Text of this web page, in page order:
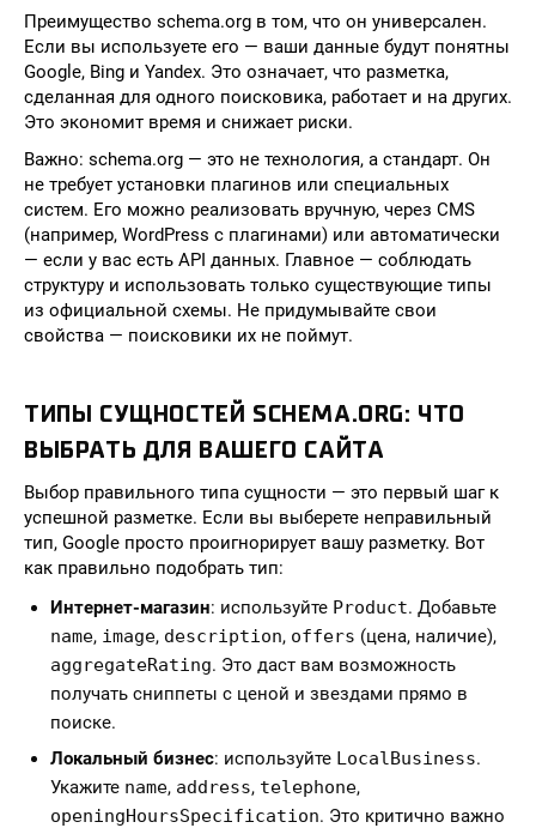
Преимущество schema.org в том, что он универсален.
Если вы используете его — ваши данные будут понятны
Google, Bing и Yandex. Это означает, что разметка,
сделанная для одного поисковика, работает и на других.
Это экономит время и снижает риски.
Важно: schema.org — это не технология, а стандарт. Он
не требует установки плагинов или специальных
систем. Его можно реализовать вручную, через CMS
(например, WordPress с плагинами) или автоматически
— если у вас есть API данных. Главное — соблюдать
структуру и использовать только существующие типы
из официальной схемы. Не придумывайте свои
свойства — поисковики их не поймут.
ТИПЫ СУЩНОСТЕЙ SCHEMA.ORG: ЧТО
ВЫБРАТЬ ДЛЯ ВАШЕГО САЙТА
Выбор правильного типа сущности — это первый шаг к
успешной разметке. Если вы выберете неправильный
тип, Google просто проигнорирует вашу разметку. Вот
как правильно подобрать тип:
Интернет-магазин: используйте Product. Добавьте
name, image, description, offers (цена, наличие),
aggregateRating. Это даст вам возможность
получать сниппеты с ценой и звездами прямо в
поиске.
Локальный бизнес: используйте LocalBusiness.
Укажите name, address, telephone,
openingHoursSpecification. Это критично важно